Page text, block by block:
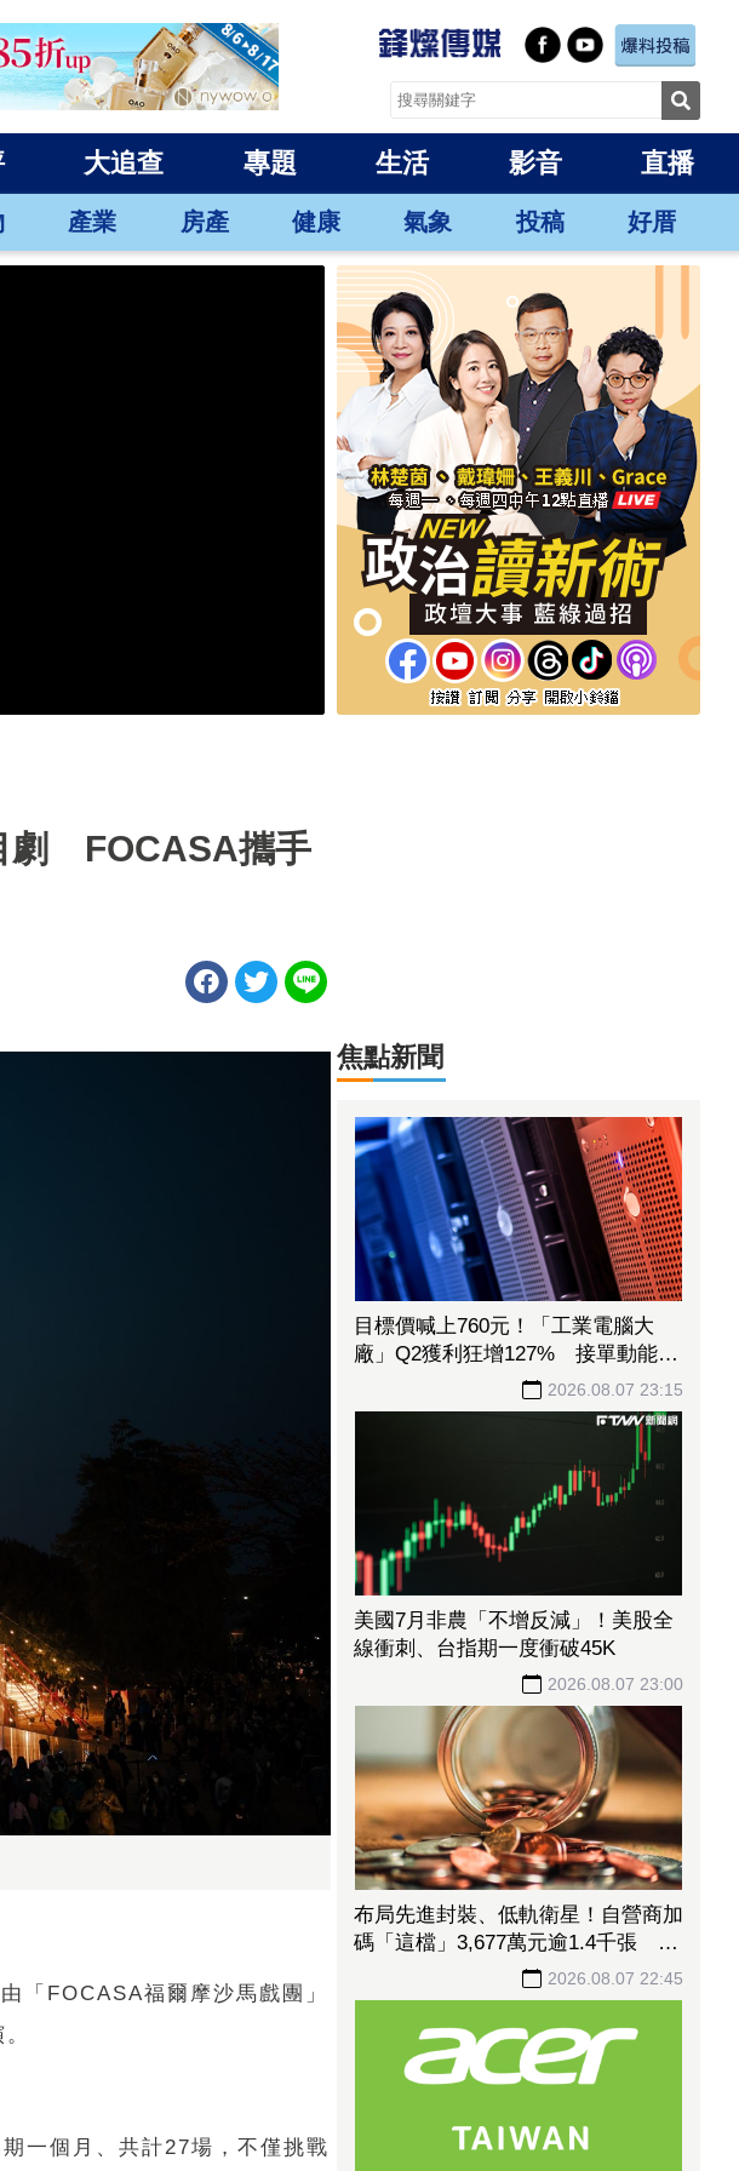
大追查 專題 生活 影音 直播
產業 房產 健康 氣象 投稿 好厝
劇 FOCASA攜手
「FOCASA福爾摩沙馬戲團」
一個月、共計27場，不僅挑戰
焦點新聞
目標價喊上760元！「工業電腦大
廠」Q2獲利狂增127% 接單動能強
2026.08.07 23:15
美國7月非農「不增反減」！美股全
線衝刺、台指期一度衝破45K
2026.08.07 23:00
布局先進封裝、低軌衛星！自營商加
碼「這檔」3,677萬元逾1.4千張 加
2026.08.07 22:45